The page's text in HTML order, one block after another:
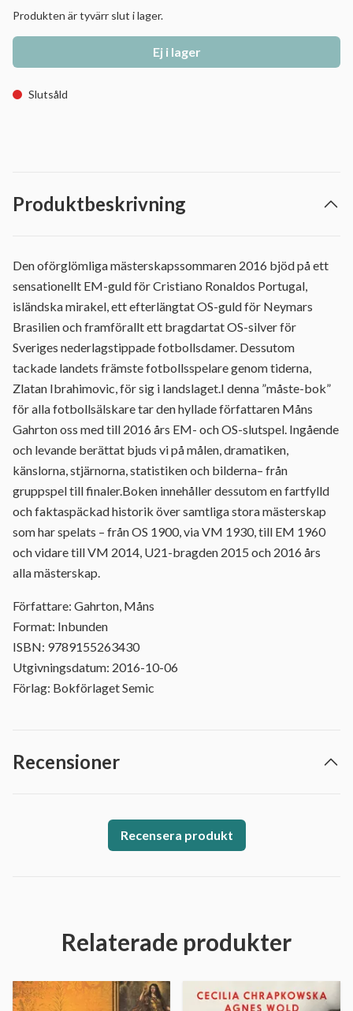
Produkten är tyvärr slut i lager.
Ej i lager
Slutsåld
Produktbeskrivning
Den oförglömliga mästerskapssommaren 2016 bjöd på ett
sensationellt EM-guld för Cristiano Ronaldos Portugal,
isländska mirakel, ett efterlängtat OS-guld för Neymars
Brasilien och framförallt ett bragdartat OS-silver för
Sveriges nederlagstippade fotbollsdamer. Dessutom
tackade landets främste fotbollsspelare genom tiderna,
Zlatan Ibrahimovic, för sig i landslaget.I denna ”måste-bok”
för alla fotbollsälskare tar den hyllade författaren Måns
Gahrton oss med till 2016 års EM- och OS-slutspel. Ingående
och levande berättat bjuds vi på målen, dramatiken,
känslorna, stjärnorna, statistiken och bilderna– från
gruppspel till finaler.Boken innehåller dessutom en fartfylld
och faktaspäckad historik över samtliga stora mästerskap
som har spelats – från OS 1900, via VM 1930, till EM 1960
och vidare till VM 2014, U21-bragden 2015 och 2016 års
alla mästerskap.
Författare: Gahrton, Måns
Format: Inbunden
ISBN: 9789155263430
Utgivningsdatum: 2016-10-06
Förlag: Bokförlaget Semic
Recensioner
Recensera produkt
Relaterade produkter